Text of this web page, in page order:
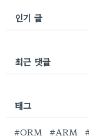
인기 글
최근 댓글
태그
#ORM #ARM